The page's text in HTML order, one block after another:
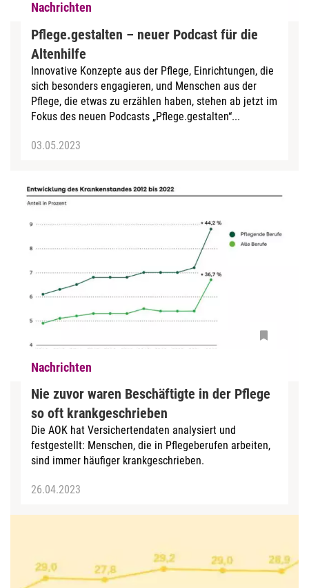
Nachrichten
Pflege.gestalten – neuer Podcast für die
Altenhilfe
Innovative Konzepte aus der Pflege, Einrichtungen, die
sich besonders engagieren, und Menschen aus der
Pflege, die etwas zu erzählen haben, stehen ab jetzt im
Fokus des neuen Podcasts „Pflege.gestalten“...
03.05.2023
Nachrichten
Nie zuvor waren Beschäftigte in der Pflege
so oft krankgeschrieben
Die AOK hat Versichertendaten analysiert und
festgestellt: Menschen, die in Pflegeberufen arbeiten,
sind immer häufiger krankgeschrieben.
26.04.2023